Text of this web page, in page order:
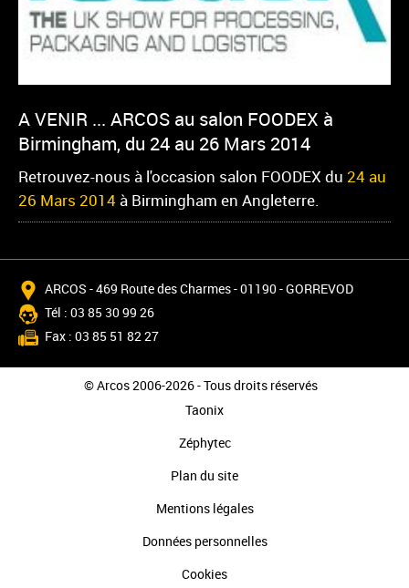
A VENIR ... ARCOS au salon FOODEX à
Birmingham, du 24 au 26 Mars 2014
Retrouvez-nous à l'occasion salon FOODEX du 24 au
26 Mars 2014 à Birmingham en Angleterre.
ARCOS - 469 Route des Charmes - 01190 - GORREVOD
Tél : 03 85 30 99 26
Fax : 03 85 51 82 27
© Arcos 2006-2026 - Tous droits réservés
Taonix
Zéphytec
Plan du site
Mentions légales
Données personnelles
Cookies